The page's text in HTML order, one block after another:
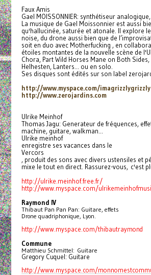
Faux Amis
Gael MOISSONNIER: synthétiseur
La musique de Gael Moissonnier est aussi
qu'hallucinée, saturée et atonale. Il explore
noise, du drone aussi bien que de
soit en duo avec Motherfucking , en
étoiles montantes de la nouvelle scène de
Chora, Part Wild Horses Mane on Both
Helhesten, Lanters... ou en solo.
Ses disques sont édités sur son label
http://www.myspace.com/imagrizzlygrizzly
http://www.zerojardins.com
Ulrike Meinhof
Thomas Jagu: Generateur de fréquences,
machine, guitare, walkman...
Ulrike meinhof
enregistre ses vacances dans le
Vercors
, produit des sons avec divers ustensiles et
mixe le tout en direct. Rassurez-vous, c'est
http://ulrike.meinhof.free.fr/
http://www.myspace.com/
Raymond IV
Thibaut Pan Pan Pan: Guitare, effets
Drone quadriphonique, Lyon.
http://www.myspace.com/thibautraymond
Commune
Matthieu Schmittel: Guitare
Gregory Cuquel: Guitare
http://www.myspace.com/